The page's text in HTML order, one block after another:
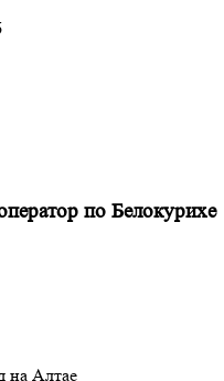
по Белокурихе